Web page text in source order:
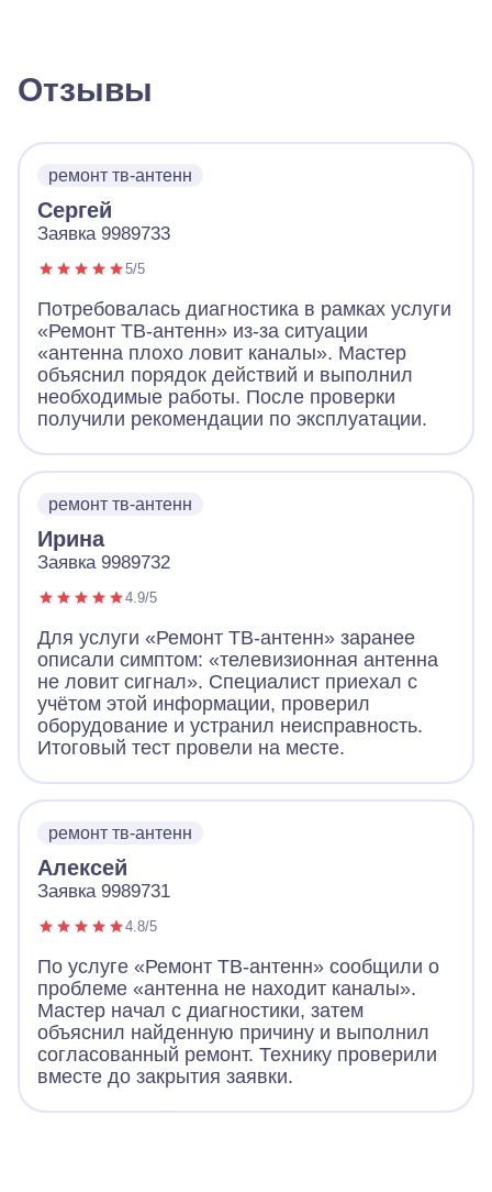
Отзывы
ремонт тв-антенн
Сергей
Заявка 9989733
5/5
Потребовалась диагностика в рамках услуги
«Ремонт ТВ-антенн» из-за ситуации
«антенна плохо ловит каналы». Мастер
объяснил порядок действий и выполнил
необходимые работы. После проверки
получили рекомендации по эксплуатации.
ремонт тв-антенн
Ирина
Заявка 9989732
4.9/5
Для услуги «Ремонт ТВ-антенн» заранее
описали симптом: «телевизионная антенна
не ловит сигнал». Специалист приехал с
учётом этой информации, проверил
оборудование и устранил неисправность.
Итоговый тест провели на месте.
ремонт тв-антенн
Алексей
Заявка 9989731
4.8/5
По услуге «Ремонт ТВ-антенн» сообщили о
проблеме «антенна не находит каналы».
Мастер начал с диагностики, затем
объяснил найденную причину и выполнил
согласованный ремонт. Технику проверили
вместе до закрытия заявки.